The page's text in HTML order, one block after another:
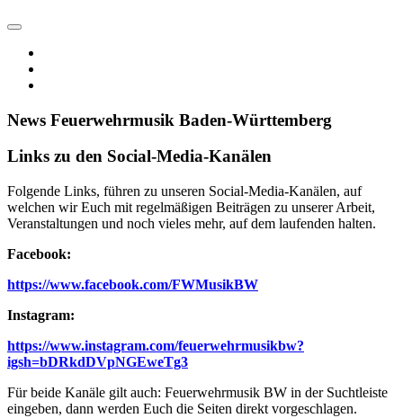
News Feuerwehrmusik Baden-Württemberg
Links zu den Social-Media-Kanälen
Folgende Links, führen zu unseren Social-Media-Kanälen, auf
welchen wir Euch mit regelmäßigen Beiträgen zu unserer Arbeit,
Veranstaltungen und noch vieles mehr, auf dem laufenden halten.
Facebook:
https://www.facebook.com/FWMusikBW
Instagram:
https://www.instagram.com/feuerwehrmusikbw?
igsh=bDRkdDVpNGEweTg3
Für beide Kanäle gilt auch: Feuerwehrmusik BW in der Suchtleiste
eingeben, dann werden Euch die Seiten direkt vorgeschlagen.